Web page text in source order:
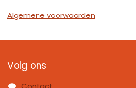
Algemene voorwaarden
Volg ons
Contact